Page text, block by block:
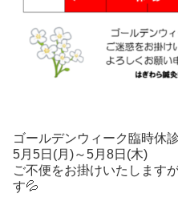
ゴールデンウィーク臨時休
5月5日(月)～5月8日(木)
ご不便をお掛けいたします
す💦